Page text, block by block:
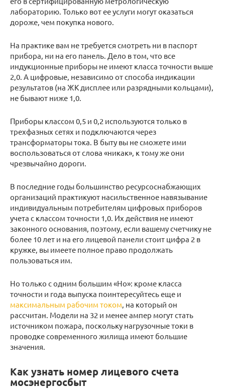
лабораторию. Только вот ее услуги могут оказаться
дороже, чем покупка нового.
На практике вам не требуется смотреть ни в паспорт
прибора, ни на его панель. Дело в том, что все
индукционные приборы не имеют класса точности выше
2,0. А цифровые, независимо от способа индикации
результатов (на ЖК дисплее или разрядными кольцами),
не бывают ниже 1,0.
Приборы классом 0,5 и 0,2 используются только в
трехфазных сетях и подключаются через
трансформаторы тока. В быту вы не сможете ими
воспользоваться от слова «никак», к тому же они
чрезвычайно дороги.
В последние годы большинство ресурсоснабжающих
организаций практикуют насильственное навязывание
индивидуальным потребителям цифровых приборов
учета с классом точности 1,0. Их действия не имеют
законного основания, поэтому, если вашему счетчику не
более 10 лет и на его лицевой панели стоит цифра 2 в
кружке, вы имеете полное право продолжать
пользоваться им.
Но только с одним большим «Но»: кроме класса
точности и года выпуска поинтересуйтесь еще и
максимальным рабочим током , на который он
рассчитан. Модели на 32 и менее ампер могут стать
источником пожара, поскольку нагрузочные токи в
проводке современного жилища имеют большие
значения.
Как узнать номер лицевого счета
мосэнергосбыт